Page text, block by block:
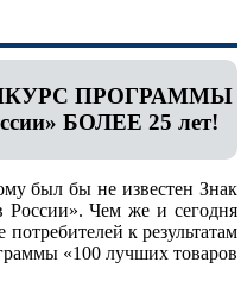
ПРОГРАММЫ
БОЛЕЕ 25 лет!
был бы не известен Знак
России». Чем же и сегодня
к результатам
«100 лучших товаров